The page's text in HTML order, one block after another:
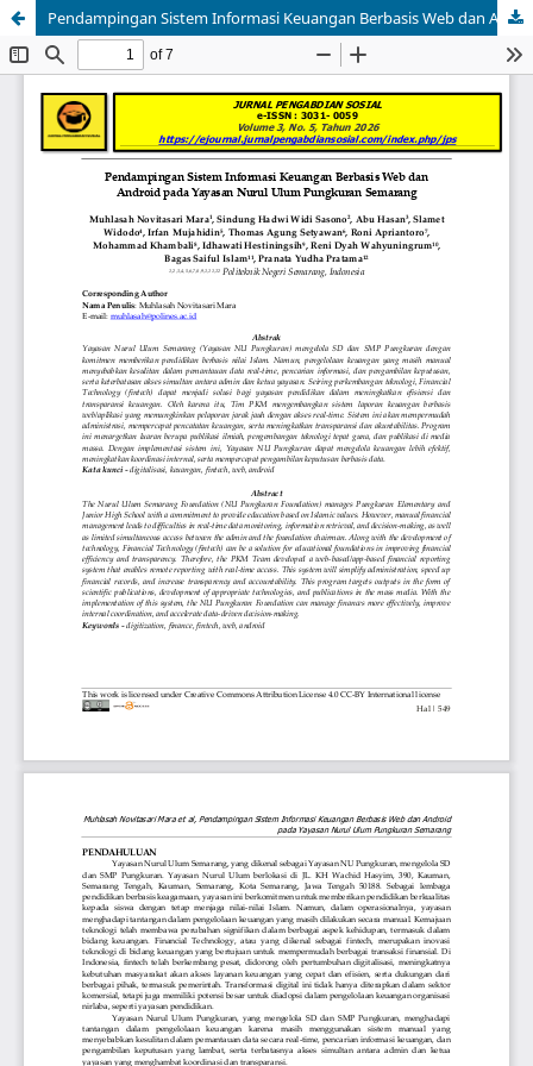
Pendampingan Sistem Informasi Keuangan Berbasis Web dan Android pada Yayasan Nurul Ulum Pungkuran Semarang